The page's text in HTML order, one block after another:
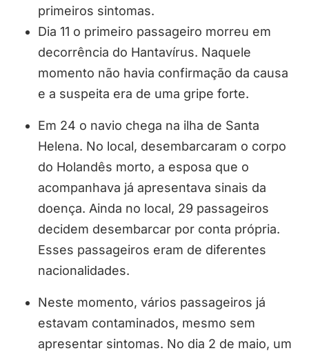
primeiros sintomas.
Dia 11 o primeiro passageiro morreu em
decorrência do Hantavírus. Naquele
momento não havia confirmação da causa
e a suspeita era de uma gripe forte.
Em 24 o navio chega na ilha de Santa
Helena. No local, desembarcaram o corpo
do Holandês morto, a esposa que o
acompanhava já apresentava sinais da
doença. Ainda no local, 29 passageiros
decidem desembarcar por conta própria.
Esses passageiros eram de diferentes
nacionalidades.
Neste momento, vários passageiros já
estavam contaminados, mesmo sem
apresentar sintomas. No dia 2 de maio, um